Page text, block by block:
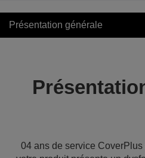
Présentation générale
04 ans de service